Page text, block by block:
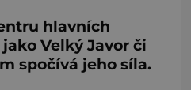
hlavních
Velký Javor či
spočívá jeho síla.